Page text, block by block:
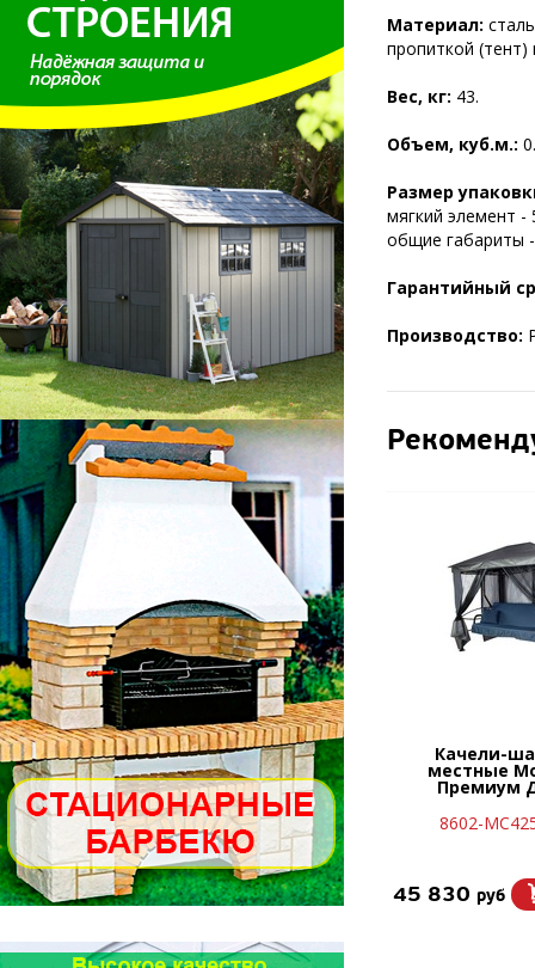
Материал:
пропиткой (тент)
Вес, кг: 43.
Объем, куб.м.:
Размер
мягкий элемент -
общие габариты
Гарантийный
Производство:
Качели-
местные
Премиум
8602-
45 830 руб